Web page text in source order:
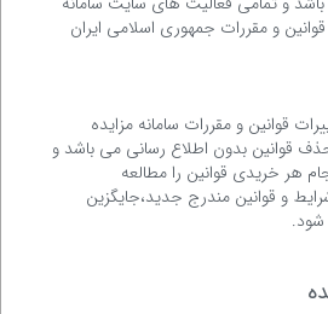
قوانین و مقررات جمهوری اسلامی ایران
قوانین و مقررات سامانه مزایده
قوانین بدون اطلاع رسانی می باشد و
هر خریدی قوانین را مطالعه
و قوانین مندرج جدید،جایگزین